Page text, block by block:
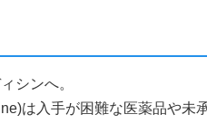
シンへ。
は入手が困難な医薬品や未